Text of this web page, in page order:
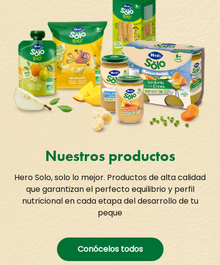
Nuestros productos
Hero Solo, solo lo mejor. Productos de alta calidad
que garantizan el perfecto equilibrio y perfil
nutricional en cada etapa del desarrollo de tu
peque
Conócelos todos